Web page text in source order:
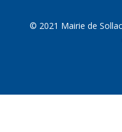
© 2021 Mairie de